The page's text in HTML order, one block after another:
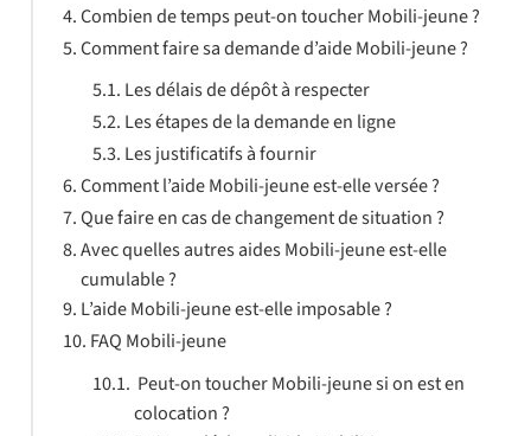
Combien de temps peut-on toucher Mobili-jeune ?
Comment faire sa demande d’aide Mobili-jeune ?
Les délais de dépôt à respecter
Les étapes de la demande en ligne
Les justificatifs à fournir
Comment l’aide Mobili-jeune est-elle versée ?
Que faire en cas de changement de situation ?
Avec quelles autres aides Mobili-jeune est-elle
cumulable ?
L’aide Mobili-jeune est-elle imposable ?
FAQ Mobili-jeune
Peut-on toucher Mobili-jeune si on est en
colocation ?